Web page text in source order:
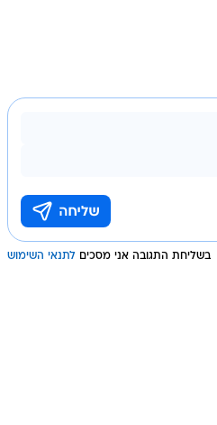
בשליחת התגובה אני מסכים לתנאי השימוש